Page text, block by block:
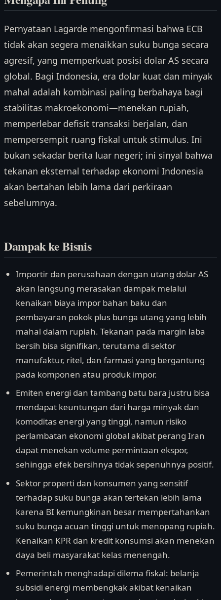
Pernyataan Lagarde mengonfirmasi bahwa ECB
tidak akan segera menaikkan suku bunga secara
agresif, yang memperkuat posisi dolar AS secara
global. Bagi Indonesia, era dolar kuat dan minyak
mahal adalah kombinasi paling berbahaya bagi
stabilitas makroekonomi—menekan rupiah,
memperlebar defisit transaksi berjalan, dan
mempersempit ruang fiskal untuk stimulus. Ini
bukan sekadar berita luar negeri; ini sinyal bahwa
tekanan eksternal terhadap ekonomi Indonesia
akan bertahan lebih lama dari perkiraan
sebelumnya.
Dampak ke Bisnis
Importir dan perusahaan dengan utang dolar AS
akan langsung merasakan dampak melalui
kenaikan biaya impor bahan baku dan
pembayaran pokok plus bunga utang yang lebih
mahal dalam rupiah. Tekanan pada margin laba
bersih bisa signifikan, terutama di sektor
manufaktur, ritel, dan farmasi yang bergantung
pada komponen atau produk impor.
Emiten energi dan tambang batu bara justru bisa
mendapat keuntungan dari harga minyak dan
komoditas energi yang tinggi, namun risiko
perlambatan ekonomi global akibat perang Iran
dapat menekan volume permintaan ekspor,
sehingga efek bersihnya tidak sepenuhnya positif.
Sektor properti dan konsumen yang sensitif
terhadap suku bunga akan tertekan lebih lama
karena BI kemungkinan besar mempertahankan
suku bunga acuan tinggi untuk menopang rupiah.
Kenaikan KPR dan kredit konsumsi akan menekan
daya beli masyarakat kelas menengah.
Pemerintah menghadapi dilema fiskal: belanja
subsidi energi membengkak akibat kenaikan